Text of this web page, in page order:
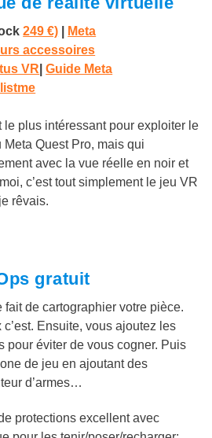
249 €)
Meta
accessoires
VR |Guide Meta
le plus intéressant pour exploiter le
Quest Pro, mais qui
avec la vue réelle en noir et
c’est tout simplement le jeu VR
rêvais.
gratuit
fait de cartographier votre pièce.
c’est. Ensuite, vous ajoutez les
pour éviter de vous cogner. Puis
de jeu en ajoutant des
d’armes…
protections excellent avec